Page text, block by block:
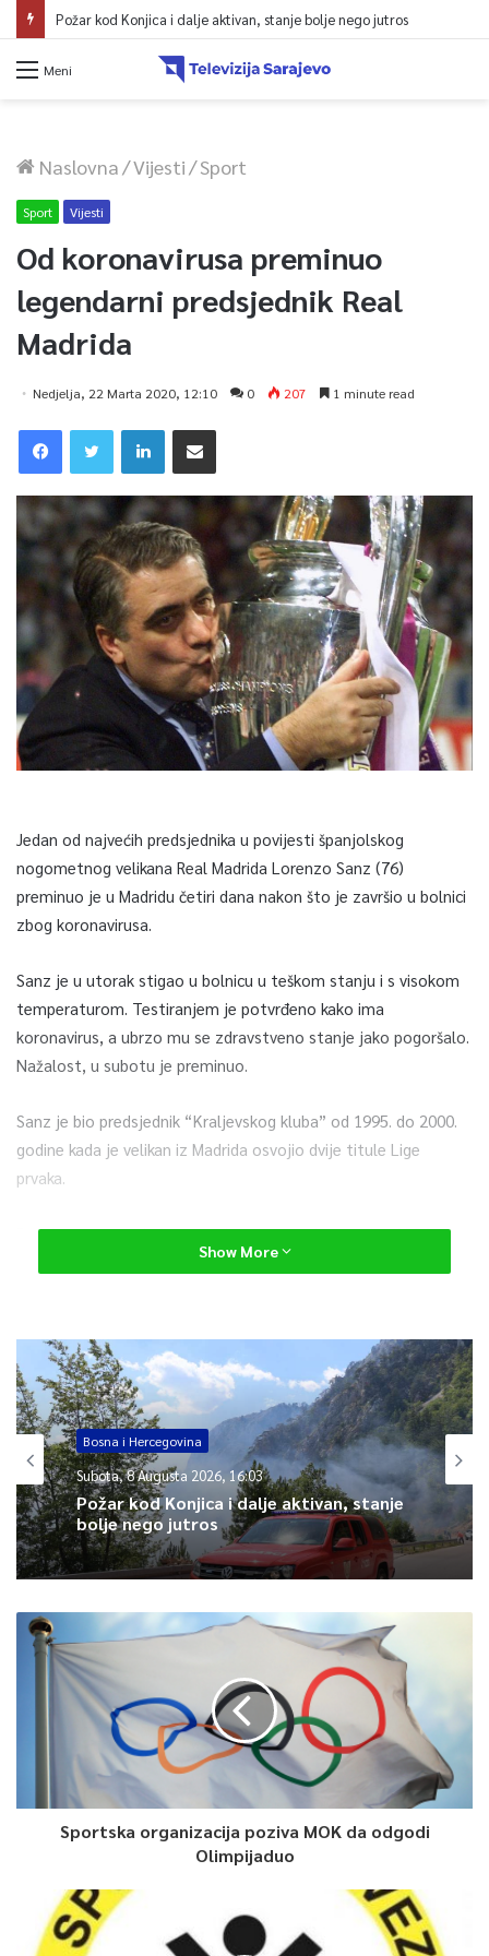
Požar kod Konjica i dalje aktivan, stanje bolje nego jutros
Meni
Naslovna/Vijesti/Sport
Sport Vijesti
Od koronavirusa preminuo
legendarni predsjednik Real
Madrida
Nedjelja, 22 Marta 2020, 12:10 0 207 1 minute read
Jedan od najvećih predsjednika u povijesti španjolskog
nogometnog velikana Real Madrida Lorenzo Sanz (76)
preminuo je u Madridu četiri dana nakon što je završio u bolnici
zbog koronavirusa.
Sanz je u utorak stigao u bolnicu u teškom stanju i s visokom
temperaturom. Testiranjem je potvrđeno kako ima
koronavirus, a ubrzo mu se zdravstveno stanje jako pogoršalo.
Nažalost, u subotu je preminuo.
Sanz je bio predsjednik “Kraljevskog kluba” od 1995. do 2000.
godine kada je velikan iz Madrida osvojio dvije titule Lige
prvaka.
Posebno se pamti njegov prvi naslov prvaka osvojen 1996.
godine nakon 32 godine posta.
je bio prisiljen dati ostavku zbog financijskih problema i loših
sportskih rezultata, prenosi Hina.
Sanz je pokušao preokrenuti klub dovodeći brojne zvijezde
poput Roberta Carlosa, Davora Šukera i Predraga Mijatovića i
to vlastitim novcem. Šuker je u Real stigao 1996. iz Seville i na
Santiago Bernabeu se zadržao do 1999. godine.
0
Article Rating
Show More
Bosna i Hercegovina
Subota, 8 Augusta 2026, 16:03
Požar kod Konjica i dalje aktivan, stanje
bolje nego jutros
Sportska organizacija poziva MOK da odgodi
Olimpijaduo